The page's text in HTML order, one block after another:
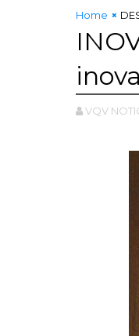
Home
VQV